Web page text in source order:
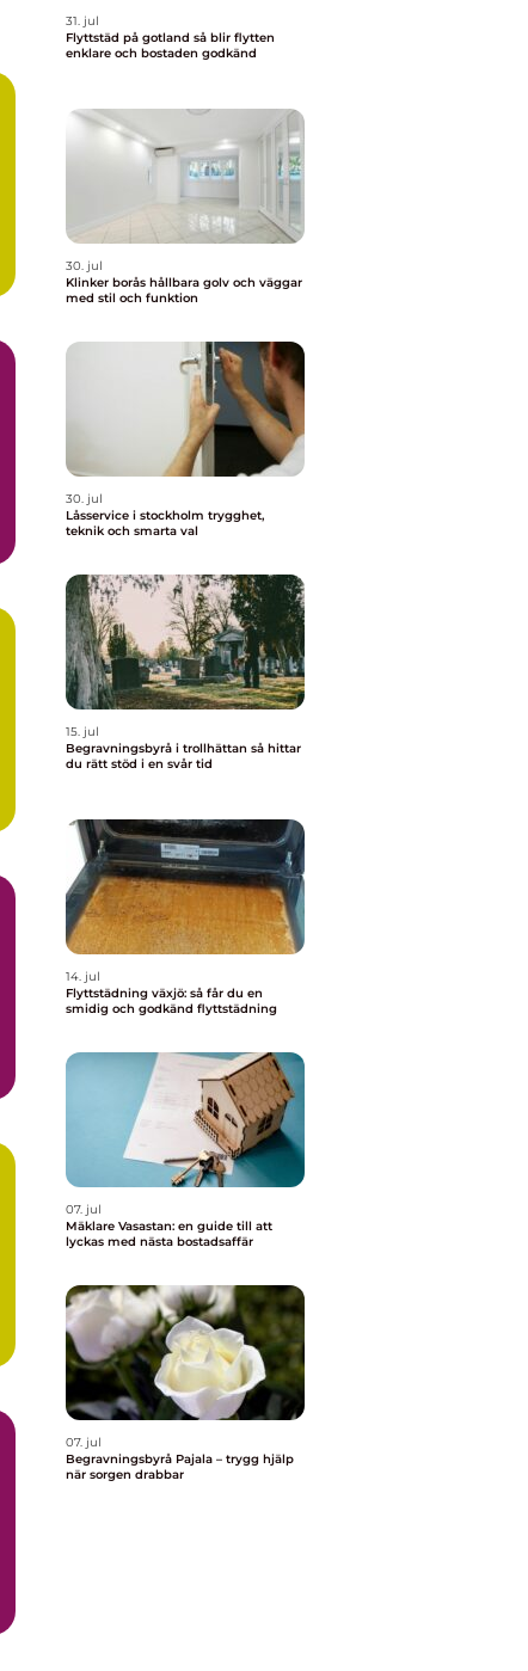
31. jul
Flyttstäd på gotland så blir flytten
enklare och bostaden godkänd
30. jul
Klinker borås hållbara golv och väggar
med stil och funktion
30. jul
Låsservice i stockholm trygghet,
teknik och smarta val
15. jul
Begravningsbyrå i trollhättan så hittar
du rätt stöd i en svår tid
14. jul
Flyttstädning växjö: så får du en
smidig och godkänd flyttstädning
07. jul
Mäklare Vasastan: en guide till att
lyckas med nästa bostadsaffär
07. jul
Begravningsbyrå Pajala – trygg hjälp
när sorgen drabbar